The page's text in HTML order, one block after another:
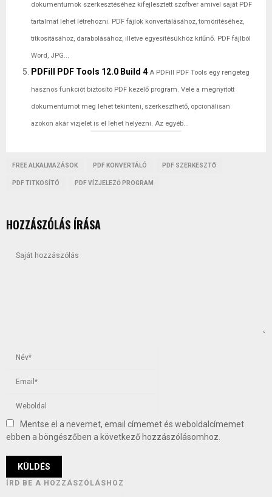
dokumentumok szerkesztéséhez kifejlesztett szoftver amivel saját PDF
tartalmat lehet létrehozni. PDF fájlok konvertálásához, tömörítéséhez,
titkosításához, darabolásához, illetve egyesítésükhöz kitűnő. PDF fájlból
Word, JPG...
PDFill PDF Tools 12.0 Build 4 A PDFill PDF Tools egy rengeteg
hasznos funkciót biztosító PDF kezelő program. Vele a megnyitott
dokumentumot meg lehet tekinteni, szerkeszthető, opcionálisan
azokon akár vizjelet is el lehet helyezni. Az egyéb...
FREE ALKALMAZÁSOK PDF KONVERTÁLÓ PDF SZERKESZTŐ
PDF TITKOSÍTÓ PDF VÍZJELEZŐ PROGRAM
HOZZÁSZÓLÁS ÍRÁSA
Mentse el a nevemet, email címemet és weboldalcímemet
ebben a böngészőben a következő hozzászólásomhoz.
ÍRD BE A HOZZÁSZÓLÁSHOZ